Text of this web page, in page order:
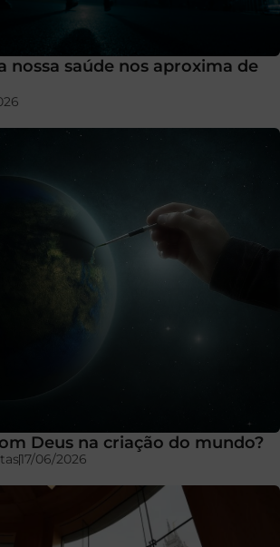
nossa saúde nos aproxima de
Deus na criação do mundo?
17/06/2026